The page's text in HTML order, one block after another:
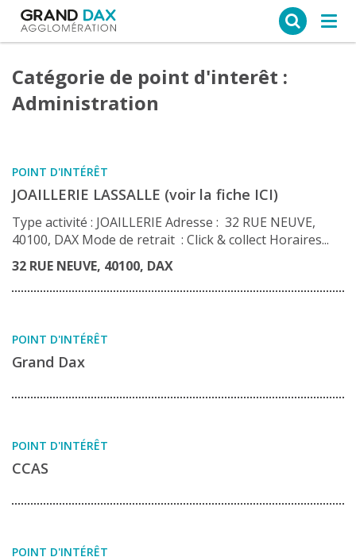
Catégorie de point d'interêt :
Administration
POINT D'INTÉRÊT
JOAILLERIE LASSALLE (voir la fiche ICI)
Type activité : JOAILLERIE Adresse : 32 RUE NEUVE,
40100, DAX Mode de retrait : Click & collect Horaires...
32 RUE NEUVE, 40100, DAX
POINT D'INTÉRÊT
Grand Dax
POINT D'INTÉRÊT
CCAS
POINT D'INTÉRÊT